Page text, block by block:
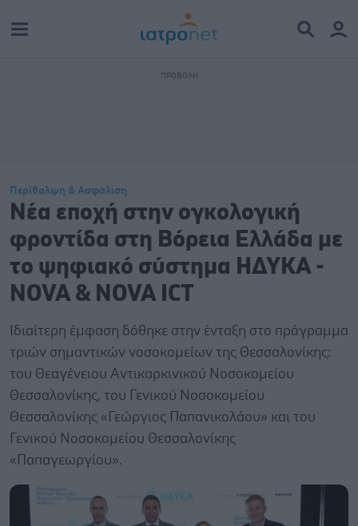
Περίθαλψη & Ασφάλιση
Νέα εποχή στην ογκολογική
φροντίδα στη Βόρεια Ελλάδα με
το ψηφιακό σύστημα ΗΔΥΚΑ -
NOVA & NOVA ICT
Ιδιαίτερη έμφαση δόθηκε στην ένταξη στο πρόγραμμα
τριών σημαντικών νοσοκομείων της Θεσσαλονίκης:
του Θεαγένειου Αντικαρκινικού Νοσοκομείου
Θεσσαλονίκης, του Γενικού Νοσοκομείου
Θεσσαλονίκης «Γεώργιος Παπανικολάου» και του
Γενικού Νοσοκομείου Θεσσαλονίκης
«Παπαγεωργίου».